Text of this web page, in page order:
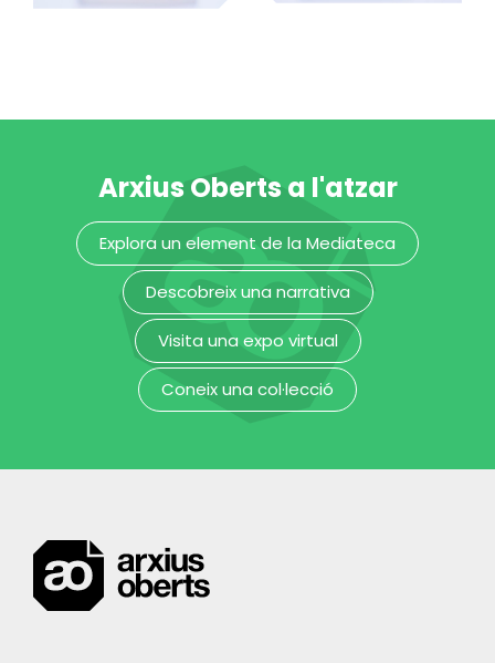
MUHBA - Museu d'Història de Barcelona MUHBA - Museu d'Història de Barcelona
Arxius Oberts a l'atzar
Explora un element de la Mediateca
Descobreix una narrativa
Visita una expo virtual
Coneix una col·lecció